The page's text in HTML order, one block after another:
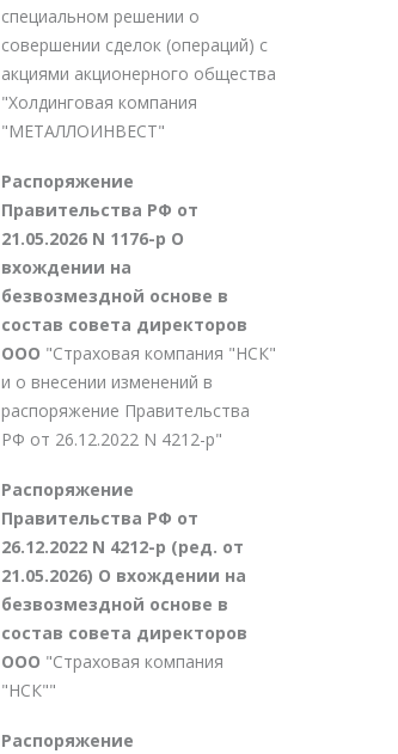
специальном решении о
совершении сделок (операций) с
акциями акционерного общества
"Холдинговая компания
"МЕТАЛЛОИНВЕСТ"
Распоряжение
Правительства РФ от
21.05.2026 N 1176-р О
вхождении на
безвозмездной основе в
состав совета директоров
ООО "Страховая компания "НСК"
и о внесении изменений в
распоряжение Правительства
РФ от 26.12.2022 N 4212-р"
Распоряжение
Правительства РФ от
26.12.2022 N 4212-р (ред. от
21.05.2026) О вхождении на
безвозмездной основе в
состав совета директоров
ООО "Страховая компания
"НСК""
Распоряжение